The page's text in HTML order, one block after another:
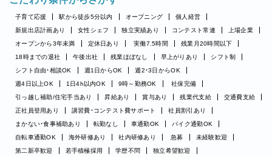
子育て応援 駅から徒歩5分以内 オープニング
個人経営
新規出店計画あり
女性シェフ 独立実績あり コンテスト常連
上場企業
オープンから3年未満
定休日あり 実働7.5時間
残業月20時間以下
18時までの退社
午後出社 残業ほぼなし 早上がりあり
シフト制
シフト自由・相談OK
週1日からOK
週2・3日からOK
週4日以上OK
1日4h以内OK 9時～勤務OK
社保完備
引っ越し補助/住宅手当あり
昇給あり 賞与あり 残業代支給
交通費支給
正社員登用あり
講習費・コンテスト費サポート
社員割引あり
まかない・食事補助あり
転勤なし 車通勤OK
バイク通勤OK
自転車通勤OK
海外研修あり 社内研修あり 急募
未経験歓迎
第二新卒歓迎
若手積極採用 学歴不問
独立希望歓迎